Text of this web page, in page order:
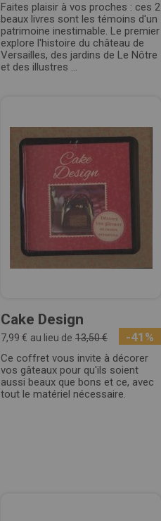
Faites plaisir à vos proches : ces 2
beaux livres sont les témoins d'un
patrimoine inestimable. Le premier
explore l'histoire du château de
Versailles, des jardins de Le Nôtre
et des illustres ...
Cake Design
7,99 € au lieu de 13,50 € -41%
Ce coffret vous invite à décorer
vos gâteaux pour qu'ils soient
aussi beaux que bons et ce, avec
tout le matériel nécessaire.